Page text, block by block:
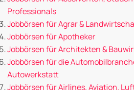
Professionals
Jobbörsen für Agrar &
Jobbörsen für Apotheker
Jobbörsen für Architekten &
Jobbörsen für die
Autowerkstatt
Jobbörsen für Airlines, Aviation,